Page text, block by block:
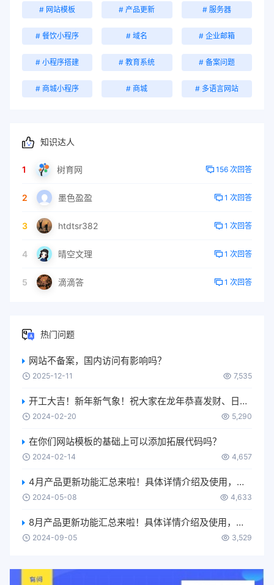
# 网站模板 # 产品更新 # 服务器
# 餐饮小程序 # 域名 # 企业邮箱
# 小程序搭建 # 教育系统 # 备案问题
# 商城小程序 # 商城 # 多语言网站
知识达人
1 树育网 156 次回答
2 墨色盈盈 1 次回答
3 htdtsr382 1 次回答
4 晴空文理 1 次回答
5 滴滴答 1 次回答
热门问题
网站不备案，国内访问有影响吗？
2025-12-11 7,535
开工大吉！新年新气象！祝大家在龙年恭喜发财、日进斗金、升职加薪、生意兴隆、身体健康、万事如意….
2024-02-20 5,290
在你们网站模板的基础上可以添加拓展代码吗？
2024-02-14 4,657
4月产品更新功能汇总来啦！具体详情介绍及使用，可移步【使用更多-产品使用手册-功能更新】进行了解~
2024-05-08 4,633
8月产品更新功能汇总来啦！具体详情介绍及使用，可移步【使用更多-产品使用手册-功能更新】进行了解~
2024-09-05 3,529